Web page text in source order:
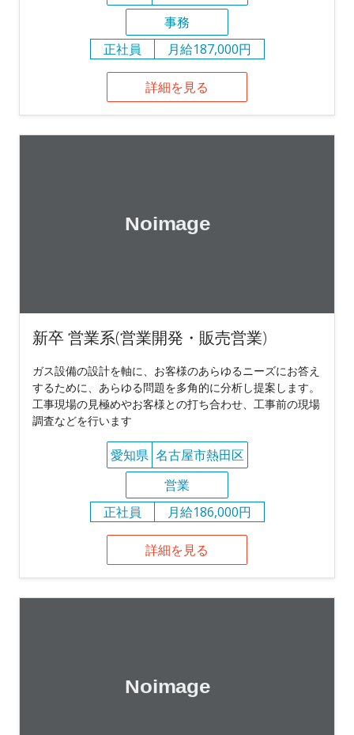
事務
正社員
月給187,000円
詳細を見る
新卒 営業系(営業開発・販売営業)
ガス設備の設計を軸に、お客様のあらゆるニーズにお答え
するために、あらゆる問題を多角的に分析し提案します。
工事現場の見極めやお客様との打ち合わせ、工事前の現場
調査などを行います
愛知県 名古屋市熱田区
営業
正社員
月給186,000円
詳細を見る